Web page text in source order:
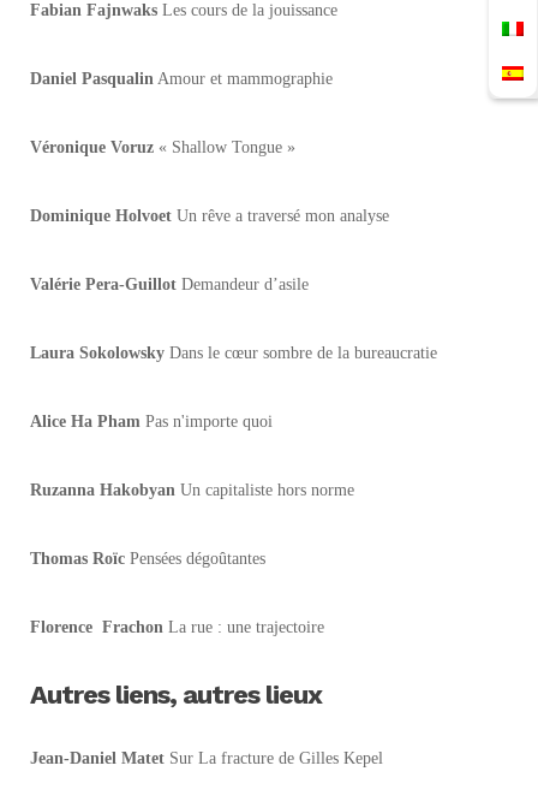
Fabian Fajnwaks Les cours de la jouissance
Daniel Pasqualin Amour et mammographie
Véronique Voruz « Shallow Tongue »
Dominique Holvoet Un rêve a traversé mon analyse
Valérie Pera-Guillot Demandeur d’asile
Laura Sokolowsky Dans le cœur sombre de la bureaucratie
Alice Ha Pham Pas n'importe quoi
Ruzanna Hakobyan Un capitaliste hors norme
Thomas Roïc Pensées dégoûtantes
Florence Frachon La rue : une trajectoire
Autres liens, autres lieux
Jean-Daniel Matet Sur La fracture de Gilles Kepel